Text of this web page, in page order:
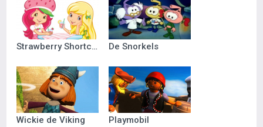
Strawberry Shortcake De Snorkels
Wickie de Viking Playmobil